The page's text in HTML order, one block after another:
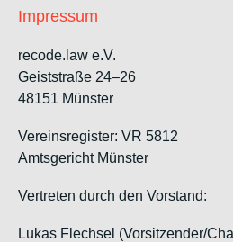
Impressum
recode.law e.V.
Geiststraße 24–26
48151 Münster
Vereinsregister: VR 5812
Amtsgericht Münster
Vertreten durch den Vorstand:
Lukas Flechsel (Vorsitzender/